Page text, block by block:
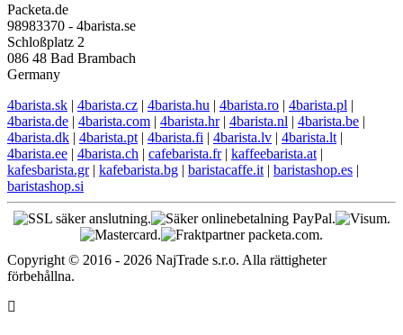
Packeta.de
98983370 - 4barista.se
Schloßplatz 2
086 48 Bad Brambach
Germany
4barista.sk | 4barista.cz | 4barista.hu | 4barista.ro | 4barista.pl |
4barista.de | 4barista.com | 4barista.hr| 4barista.nl | 4barista.be |
4barista.dk | 4barista.pt | 4barista.fi | 4barista.lv | 4barista.lt |
4barista.ee | 4barista.ch | cafebarista.fr| kaffeebarista.at |
kafesbarista.gr| kafebarista.bg | baristacaffe.it | baristashop.es |
baristashop.si
Copyright © 2016 - 2026 NajTrade s.r.o. Alla rättigheter
förbehållna.